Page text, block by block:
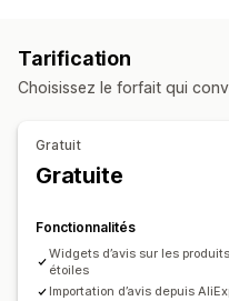
Page contenant tous les
Caractéristiques des avis
Méthodes pour recueillir des
Automatisations
Tarification
Choisissez le forfait qui
Gratuit
Gratuite
Fonctionnalités
Widgets d’avis sur les
étoiles
Importation d’avis depuis